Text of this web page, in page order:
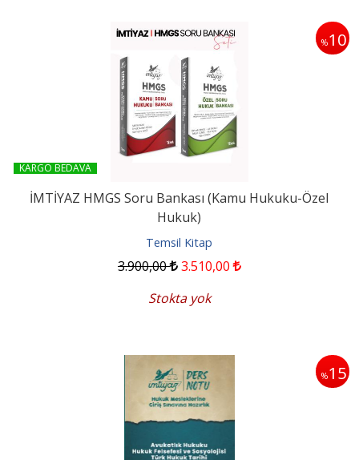
%10
KARGO BEDAVA
İMTİYAZ HMGS Soru Bankası (Kamu Hukuku-Özel
Hukuk)
Temsil Kitap
3.900,00 3.510,00
Stokta yok
%15